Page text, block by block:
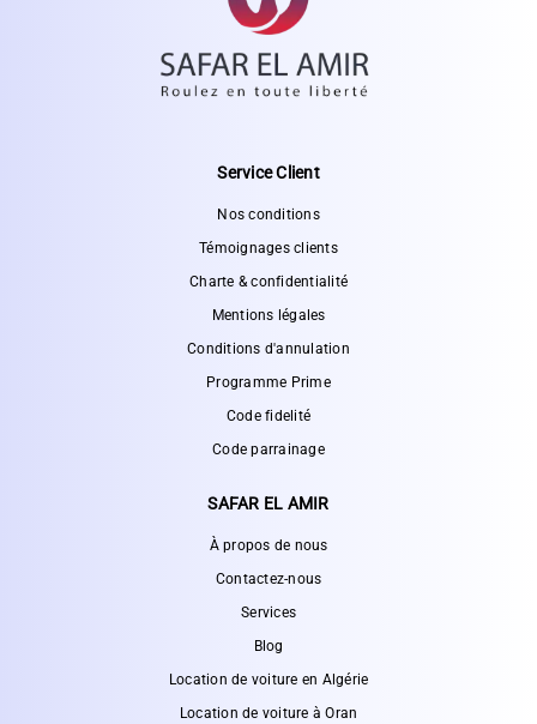
Service Client
Nos conditions
Témoignages clients
Charte & confidentialité
Mentions légales
Conditions d'annulation
Programme Prime
Code fidelité
Code parrainage
SAFAR EL AMIR
À propos de nous
Contactez-nous
Services
Blog
Location de voiture en Algérie
Location de voiture à Oran